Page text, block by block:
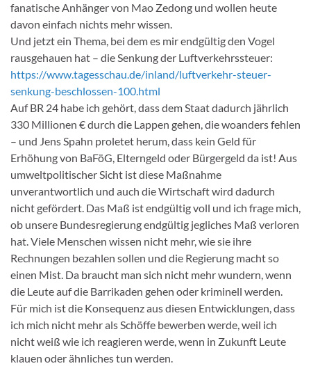
fanatische Anhänger von Mao Zedong und wollen heute
davon einfach nichts mehr wissen.
Und jetzt ein Thema, bei dem es mir endgültig den Vogel
rausgehauen hat – die Senkung der Luftverkehrssteuer:
https://www.tagesschau.de/inland/luftverkehr-steuer-
senkung-beschlossen-100.html
Auf BR 24 habe ich gehört, dass dem Staat dadurch jährlich
330 Millionen € durch die Lappen gehen, die woanders fehlen
– und Jens Spahn proletet herum, dass kein Geld für
Erhöhung von BaFöG, Elterngeld oder Bürgergeld da ist! Aus
umweltpolitischer Sicht ist diese Maßnahme
unverantwortlich und auch die Wirtschaft wird dadurch
nicht gefördert. Das Maß ist endgültig voll und ich frage mich,
ob unsere Bundesregierung endgültig jegliches Maß verloren
hat. Viele Menschen wissen nicht mehr, wie sie ihre
Rechnungen bezahlen sollen und die Regierung macht so
einen Mist. Da braucht man sich nicht mehr wundern, wenn
die Leute auf die Barrikaden gehen oder kriminell werden.
Für mich ist die Konsequenz aus diesen Entwicklungen, dass
ich mich nicht mehr als Schöffe bewerben werde, weil ich
nicht weiß wie ich reagieren werde, wenn in Zukunft Leute
klauen oder ähnliches tun werden.